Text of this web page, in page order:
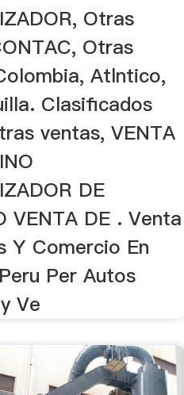
Otras
Otras
Atlntico,
Clasificados
ventas, VENTA
DE
VENTA DE . Venta
Y Comercio En
Per Autos
Ve